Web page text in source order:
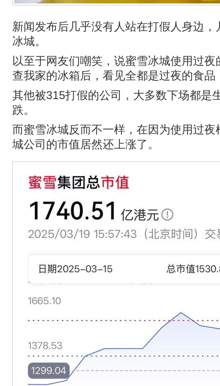
新闻发布后几乎没有人站在打假人身边
冰城。
以至于网友们嘲笑，说蜜雪冰城使用过
查我家的冰箱后，看见全都是过夜的食
其他被315打假的公司，大多数下场都是
跌。
而蜜雪冰城反而不一样，在因为使用过
城公司的市值居然还上涨了。